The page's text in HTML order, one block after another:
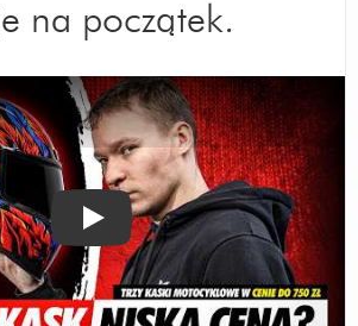
na początek.
Odtwórz